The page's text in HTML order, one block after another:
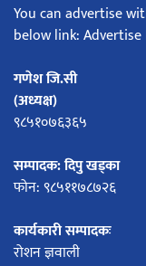
You can advertise
below link:
गणेश जि.सी
(अध्यक्ष)
९८५१०७६३६५
सम्पादक: दिपु खड्का
फोन: ९८५११७८७२६
कार्यकारी सम्पादकः
रोशन ज्ञवाली